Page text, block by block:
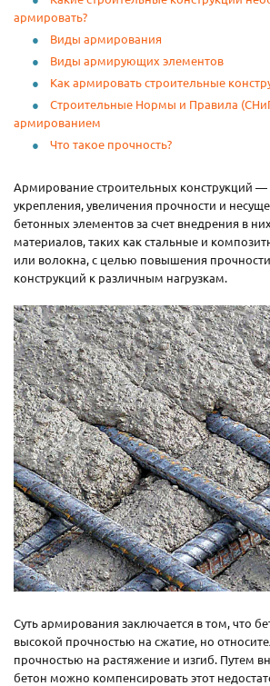
армировать?
Виды армирования
Виды армирующих элементов
Как армировать строительные
Строительные Нормы и Правила
армированием
Что такое прочность?
Армирование строительных конструкций —
укрепления, увеличения прочности и
бетонных элементов за счет внедрения в
материалов, таких как стальные и
или волокна, с целью повышения прочности
конструкций к различным нагрузкам.
Суть армирования заключается в том, что
высокой прочностью на сжатие, но
прочностью на растяжение и изгиб. Путем
бетон можно компенсировать этот